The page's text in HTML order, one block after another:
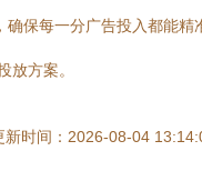
保每一分广告投入都能
放方案。
新时间：2026-08-04